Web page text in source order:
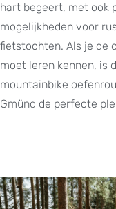
hart begeert, met ook
mogelijkheden voor
fietstochten. Als je de
moet leren kennen, is
mountainbike
Gmünd de perfecte